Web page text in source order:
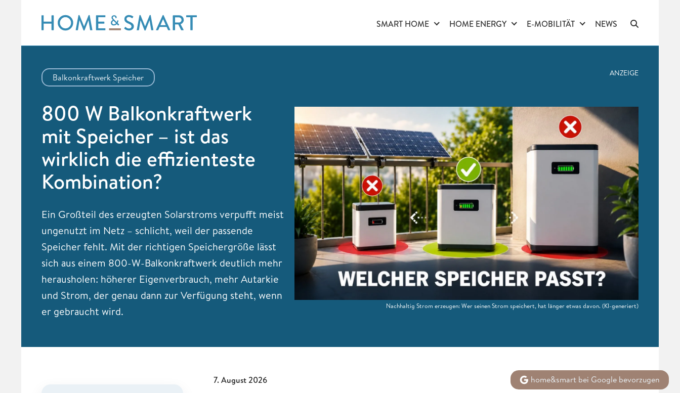
content
SMART HOME HOME ENERGY E-MOBILITÄT NEWS
Balkonkraftwerk Speicher ANZEIGE
800 W Balkonkraftwerk
mit Speicher – ist das
wirklich die effizienteste
Kombination?
Ein Großteil des erzeugten Solarstroms verpufft meist
ungenutzt im Netz – schlicht, weil der passende
Speicher fehlt. Mit der richtigen Speichergröße lässt
sich aus einem 800-W-Balkonkraftwerk deutlich mehr
herausholen: höherer Eigenverbrauch, mehr Autarkie
und Strom, der genau dann zur Verfügung steht, wenn
er gebraucht wird.
Nachhaltig Strom erzeugen: Wer seinen Strom speichert, hat länger etwas davon.(KI-generiert)
7. August 2026 home&smart bei Google bevorzugen